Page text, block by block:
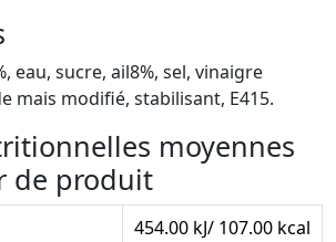
eau, sucre, ail8%, sel, vinaigre
mais modifié, stabilisant, E415.
moyennes
de produit
454.00 kJ/ 107.00 kcal